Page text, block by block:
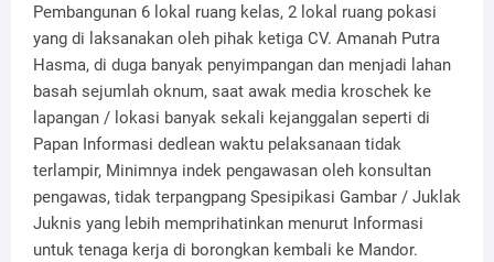
Pembangunan 6 lokal ruang kelas, 2 lokal ruang pokasi
yang di laksanakan oleh pihak ketiga CV. Amanah Putra
Hasma, di duga banyak penyimpangan dan menjadi lahan
basah sejumlah oknum, saat awak media kroschek ke
lapangan / lokasi banyak sekali kejanggalan seperti di
Papan Informasi dedlean waktu pelaksanaan tidak
terlampir, Minimnya indek pengawasan oleh konsultan
pengawas, tidak terpangpang Spesipikasi Gambar / Juklak
Juknis yang lebih memprihatinkan menurut Informasi
untuk tenaga kerja di borongkan kembali ke Mandor.